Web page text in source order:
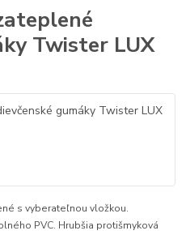
Twister LUX
s vyberateľnou vložkou.
PVC. Hrubšia protišmyková